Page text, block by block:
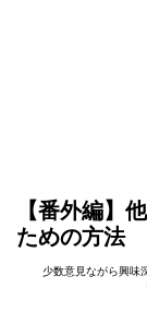
【番外編】
ための方法
少数意見ながら興味